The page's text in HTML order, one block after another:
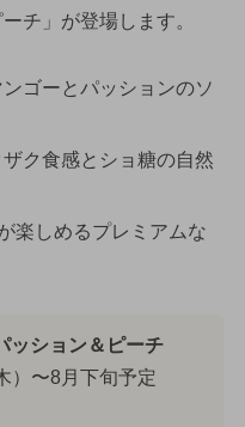
チ」が登場します。
ゴーとパッションのソ
ク食感とショ糖の自然
楽しめるプレミアムな
ッション＆ピーチ
）〜8月下旬予定